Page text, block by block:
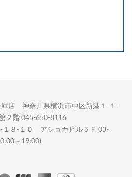
庫店 神奈川県横浜市中区新港１-１-
２階 045-650-8116
１８-１０ アショカビル５Ｆ 03-
～19:00)